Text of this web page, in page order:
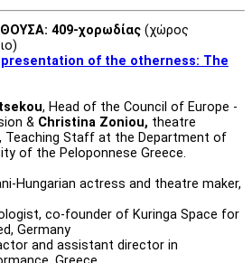
409-χορωδίας (χώρος
of the otherness: Τhe
, Head of the Council of Europe -
& Christina Zoniou, theatre
Teaching Staff at the Department of
of the Peloponnese Greece.
Hungarian actress and theatre maker,
co-founder of Kuringa Space for
Germany
and assistant director in